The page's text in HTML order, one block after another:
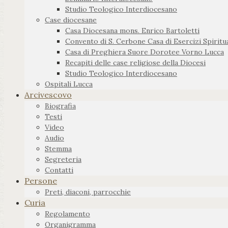
Studio Teologico Interdiocesano
Case diocesane
Casa Diocesana mons. Enrico Bartoletti
Convento di S. Cerbone Casa di Esercizi
Casa di Preghiera Suore Dorotee Vorno Lucca
Recapiti delle case religiose della Diocesi
Studio Teologico Interdiocesano
Ospitali Lucca
Arcivescovo
Biografia
Testi
Video
Audio
Stemma
Segreteria
Contatti
Persone
Preti, diaconi, parrocchie
Curia
Regolamento
Organigramma